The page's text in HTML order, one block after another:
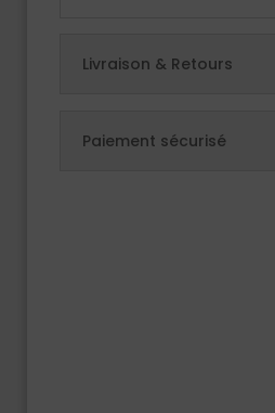
Livraison & Retours
Paiement sécurisé